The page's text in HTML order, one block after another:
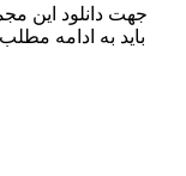
جهت دانلود این